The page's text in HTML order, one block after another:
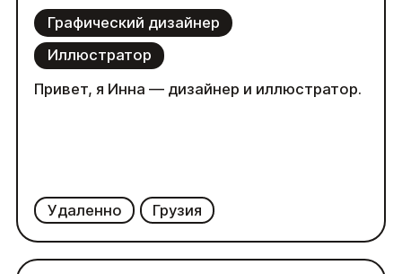
Удаленно Грузия
Графический дизайнер
Иллюстратор
Привет, я Инна — дизайнер и иллюстратор.